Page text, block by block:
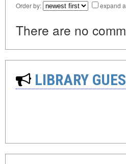
Order by: expand
There are no
LIBRARY